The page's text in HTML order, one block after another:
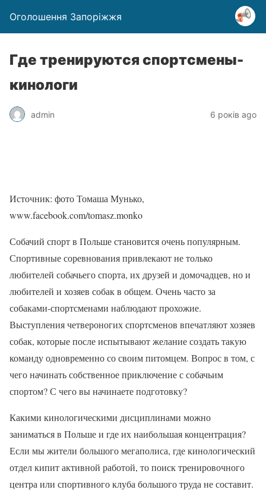
Оголошення Запоріжжя
Где тренируются спортсмены-
кинологи
admin 6 років ago
Источник: фото Томаша Мунько,
www.facebook.com/tomasz.monko
Собачий спорт в Польше становится очень популярным.
Спортивные соревнования привлекают не только
любителей собачьего спорта, их друзей и домочадцев, но и
любителей и хозяев собак в общем. Очень часто за
собаками-спортсменами наблюдают прохожие.
Выступления четвероногих спортсменов впечатляют хозяев
собак, которые после испытывают желание создать такую
команду одновременно со своим питомцем. Вопрос в том, с
чего начинать собственное приключение с собачьим
спортом? С чего вы начинаете подготовку?
Какими кинологическими дисциплинами можно
заниматься в Польше и где их наибольшая концентрация?
Если мы жители большого мегаполиса, где кинологический
отдел кипит активной работой, то поиск тренировочного
центра или спортивного клуба большого труда не составит.